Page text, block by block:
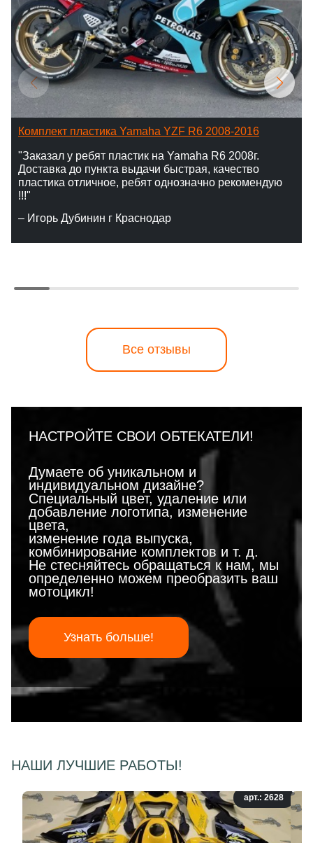
Комплект пластика Yamaha YZF R6 2008-2016
"Заказал у ребят пластик на Yamaha R6 2008г.
Доставка до пункта выдачи быстрая, качество
пластика отличное, ребят однозначно рекомендую
!!!"
– Игорь Дубинин г Краснодар
Все отзывы
НАСТРОЙТЕ СВОИ ОБТЕКАТЕЛИ!
Думаете об уникальном и
индивидуальном дизайне?
Специальный цвет, удаление или
добавление логотипа, изменение
цвета,
изменение года выпуска,
комбинирование комплектов и т. д.
Не стесняйтесь обращаться к нам, мы
определенно можем преобразить ваш
мотоцикл!
Узнать больше!
НАШИ ЛУЧШИЕ РАБОТЫ!
арт.: 2628